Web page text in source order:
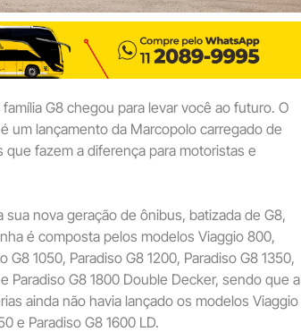
G8 chegou para levar você ao futuro. O
um lançamento da Marcopolo carregado de
fazem a diferença para motoristas e
sua nova geração de ônibus, batizada de G8,
é composta pelos modelos Viaggio 800,
G8 1050, Paradiso G8 1200, Paradiso G8 1350,
Paradiso G8 1800 Double Decker, sendo que a
ainda não havia lançado os modelos Viaggio
e Paradiso G8 1600 LD.